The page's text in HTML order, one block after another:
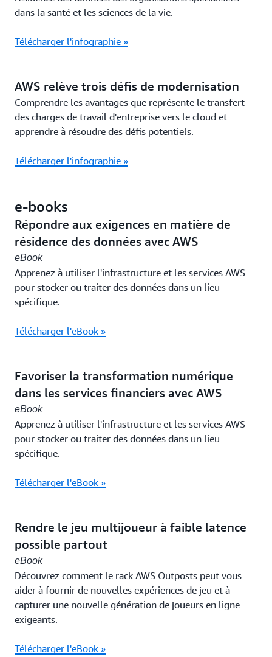
dans la santé et les sciences de la vie.
Télécharger l'infographie »
AWS relève trois défis de modernisation
Comprendre les avantages que représente le transfert
des charges de travail d'entreprise vers le cloud et
apprendre à résoudre des défis potentiels.
Télécharger l'infographie »
e-books
Répondre aux exigences en matière de
résidence des données avec AWS
eBook
Apprenez à utiliser l'infrastructure et les services AWS
pour stocker ou traiter des données dans un lieu
spécifique.
Télécharger l'eBook »
Favoriser la transformation numérique
dans les services financiers avec AWS
eBook
Apprenez à utiliser l'infrastructure et les services AWS
pour stocker ou traiter des données dans un lieu
spécifique.
Télécharger l'eBook »
Rendre le jeu multijoueur à faible latence
possible partout
eBook
Découvrez comment le rack AWS Outposts peut vous
aider à fournir de nouvelles expériences de jeu et à
capturer une nouvelle génération de joueurs en ligne
exigeants.
Télécharger l'eBook »